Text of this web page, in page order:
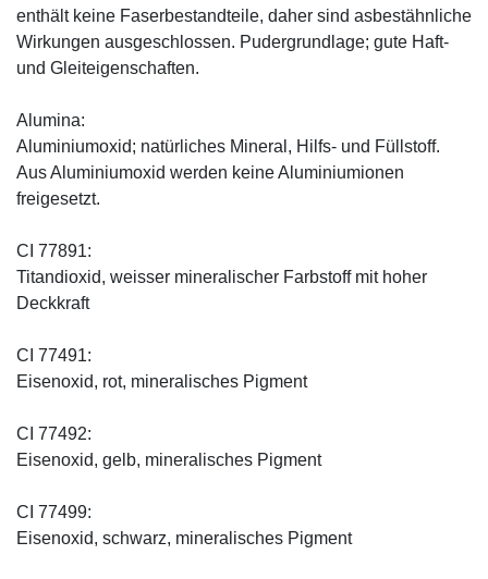
enthält keine Faserbestandteile, daher sind asbestähnliche
Wirkungen ausgeschlossen. Pudergrundlage; gute Haft-
und Gleiteigenschaften.
Alumina:
Aluminiumoxid; natürliches Mineral, Hilfs- und Füllstoff.
Aus Aluminiumoxid werden keine Aluminiumionen
freigesetzt.
CI 77891:
Titandioxid, weisser mineralischer Farbstoff mit hoher
Deckkraft
CI 77491:
Eisenoxid, rot, mineralisches Pigment
CI 77492:
Eisenoxid, gelb, mineralisches Pigment
CI 77499:
Eisenoxid, schwarz, mineralisches Pigment